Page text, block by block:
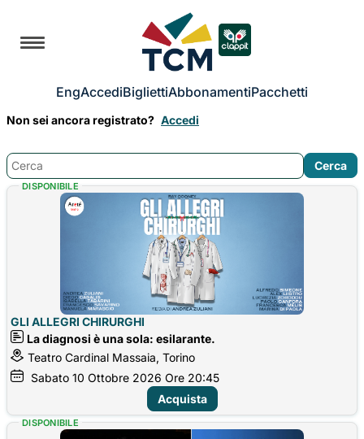
EngAccediBigliettiAbbonamentiPacchetti
Non sei ancora registrato? Accedi
GLI ALLEGRI CHIRURGHI
La diagnosi è una sola: esilarante.
Teatro Cardinal Massaia, Torino
Sabato 10 Ottobre 2026 Ore 20:45
DISPONIBILE
Acquista
DISPONIBILE